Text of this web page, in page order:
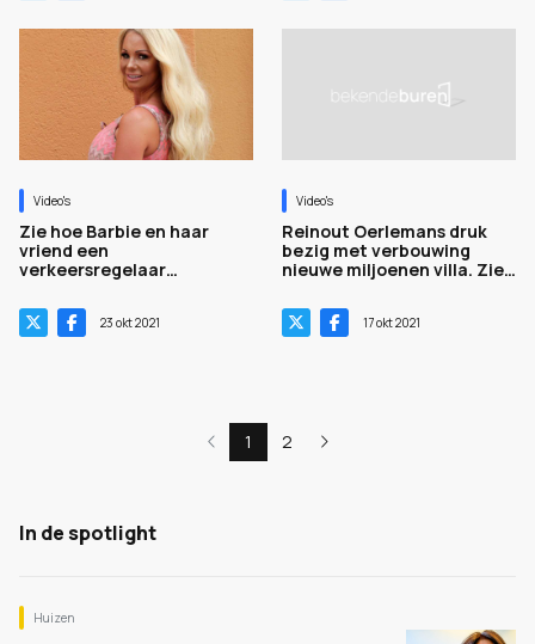
Video's
Zie hoe Barbie en haar
vriend een
verkeersregelaar
23 okt 2021
Video's
Reinout Oerlemans druk
bezig met verbouwing
nieuwe miljoenen villa. Zie
17 okt 2021
1 2
In de spotlight
Huizen